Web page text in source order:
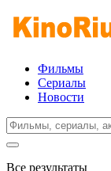
Фильмы
Сериалы
Новости
Все результаты